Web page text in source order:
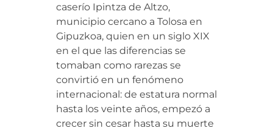
caserío Ipintza de Altzo,
municipio cercano a Tolosa en
Gipuzkoa, quien en un siglo XIX
en el que las diferencias se
tomaban como rarezas se
convirtió en un fenómeno
internacional: de estatura normal
hasta los veinte años, empezó a
crecer sin cesar hasta su muerte